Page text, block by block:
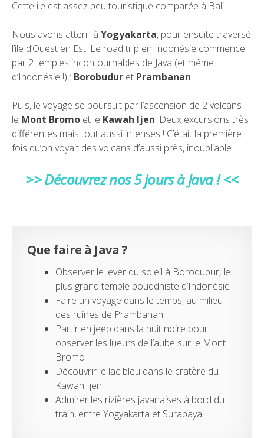
Cette ile est assez peu touristique comparée à Bali.
Nous avons atterri à Yogyakarta, pour ensuite traversé
l’ile d’Ouest en Est. Le road trip en Indonésie commence
par 2 temples incontournables de Java (et même
d’Indonésie !) : Borobudur et Prambanan.
Puis, le voyage se poursuit par l’ascension de 2 volcans :
le Mont Bromo et le Kawah Ijen. Deux excursions très
différentes mais tout aussi intenses ! C’était la première
fois qu’on voyait des volcans d’aussi près, inoubliable !
>> Découvrez nos 5 jours à Java ! <<
Que faire à Java ?
Observer le lever du soleil à Borodubur, le
plus grand temple bouddhiste d’Indonésie
Faire un voyage dans le temps, au milieu
des ruines de Prambanan.
Partir en jeep dans la nuit noire pour
observer les lueurs de l’aube sur le Mont
Bromo
Découvrir le lac bleu dans le cratère du
Kawah Ijen
Admirer les rizières javanaises à bord du
train, entre Yogyakarta et Surabaya